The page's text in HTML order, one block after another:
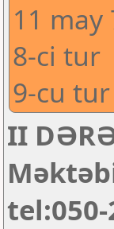
11 may
8-ci tur
9-cu tur
II
tel:050-